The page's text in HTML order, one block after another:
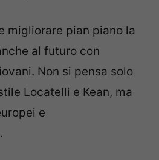
migliorare pian piano la
al futuro con
Non si pensa solo
Locatelli e Kean, ma
e